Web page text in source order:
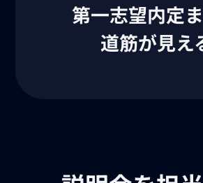
第一志望内定
道筋が見え